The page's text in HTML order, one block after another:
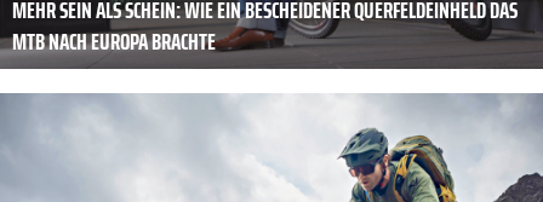
MEHR SEIN ALS SCHEIN: WIE EIN BESCHEIDENER QUERFELDEINHELD DAS
MTB NACH EUROPA BRACHTE